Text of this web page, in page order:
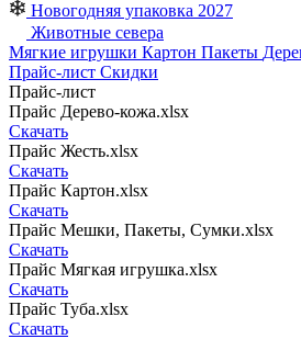
Новогодняя упаковка 2027
Животные севера
Мягкие игрушки Картон Пакеты
Прайс-лист Скидки
Прайс-лист
Прайс Дерево-кожа.xlsx
Скачать
Прайс Жесть.xlsx
Скачать
Прайс Картон.xlsx
Скачать
Прайс Мешки, Пакеты, Сумки.xlsx
Скачать
Прайс Мягкая игрушка.xlsx
Скачать
Прайс Туба.xlsx
Скачать